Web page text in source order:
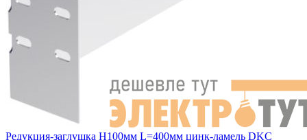
Редукция-заглушка H100мм L=400мм цинк-ламель DKC